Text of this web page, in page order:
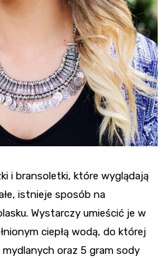
i bransoletki, które wyglądają
istnieje sposób na
Wystarczy umieścić je w
ciepłą wodą, do której
oraz 5 gram sody